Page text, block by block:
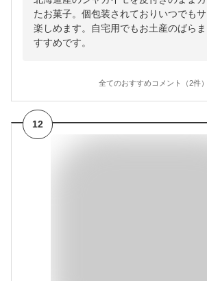
たお菓子。個包装されておりいつでも
楽しめます。自宅用でもお土産のばら
すすめです。
全てのおすすめコメント（2件）
12